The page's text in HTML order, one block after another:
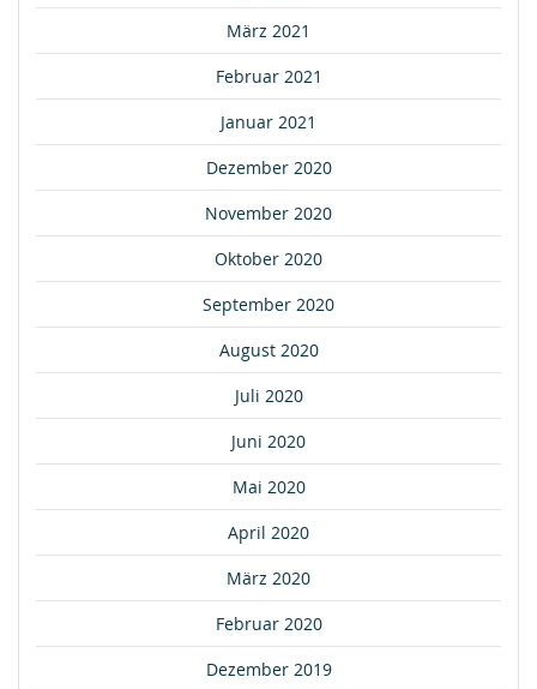
März 2021
Februar 2021
Januar 2021
Dezember 2020
November 2020
Oktober 2020
September 2020
August 2020
Juli 2020
Juni 2020
Mai 2020
April 2020
März 2020
Februar 2020
Dezember 2019